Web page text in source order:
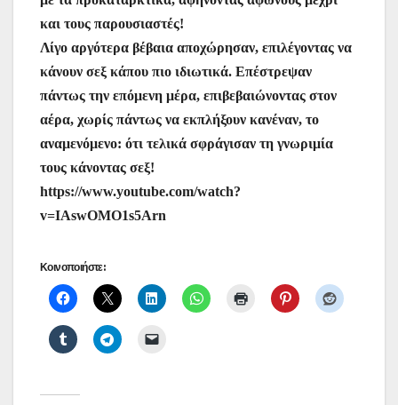
και τους παρουσιαστές!
Λίγο αργότερα βέβαια αποχώρησαν, επιλέγοντας να
κάνουν σεξ κάπου πιο ιδιωτικά. Επέστρεψαν
πάντως την επόμενη μέρα, επιβεβαιώνοντας στον
αέρα, χωρίς πάντως να εκπλήξουν κανέναν, το
αναμενόμενο: ότι τελικά σφράγισαν τη γνωριμία
τους κάνοντας σεξ!
https://www.youtube.com/watch?
v=IAswOMO1s5Arn
Κοινοποιήστε: